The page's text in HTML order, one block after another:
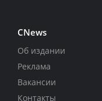
CNews
Об издании
Реклама
Вакансии
Контакты